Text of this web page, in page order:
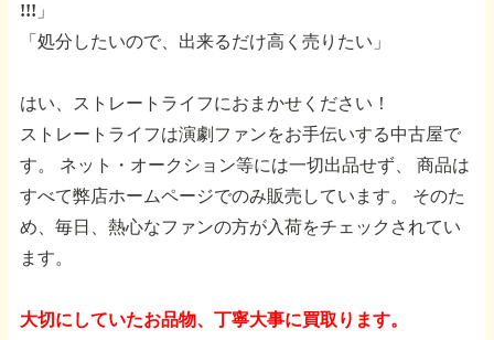
!!!」
「処分したいので、出来るだけ高く売りたい」
はい、ストレートライフにおまかせください！
ストレートライフは演劇ファンをお手伝いする中古屋で
す。
ネット・オークション等には一切出品せず、
商品は
すべて弊店ホームページでのみ販売しています。
そのた
め、毎日、熱心なファンの方が入荷をチェックされてい
ます。
大切にしていたお品物、丁寧大事に買取ります。